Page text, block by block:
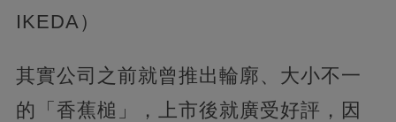
IKEDA）
其實公司之前就曾推出輪廓、大小不一
的「香蕉槌」，上市後就廣受好評，因